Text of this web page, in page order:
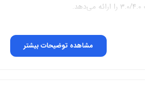
مشاهده توضیحات بیشتر